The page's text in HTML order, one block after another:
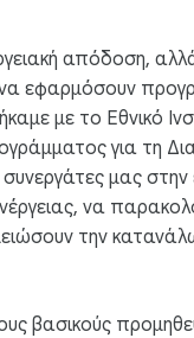
απόδοση,
να εφαρμόσουν
με το Εθνικό
για τη
μας στην
να
την
βασικούς